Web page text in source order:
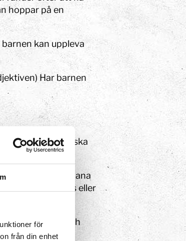
för
från din enhet
hoppar på en
kan uppleva
Har barnen
flera ringar. Hur ska
de sig längs en bana
kastats, skjutits eller
studsar i väg och